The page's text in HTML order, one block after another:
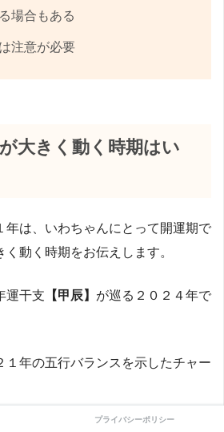
場合もある
注意が必要
大きく動く時期はい
年は、いわちゃんにとって開運期で
動く時期をお伝えします。
運干支 【甲辰】 が巡る２０２４年で
１年の五行バランスを示したチャー
プライバシーポリシー